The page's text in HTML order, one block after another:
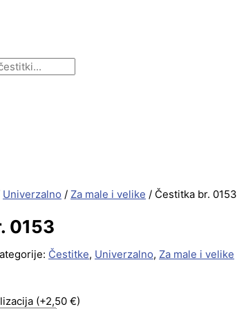
Univerzalno / Za male i velike / Čestitka br. 0153
0153
Čestitke, Univerzalno, Za male i velike
(+2,50 €)